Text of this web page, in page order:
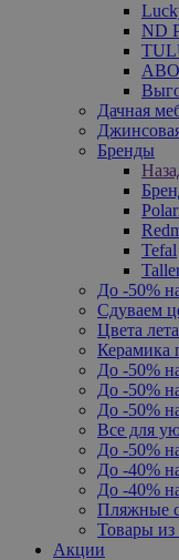
ND
Дачная
Бренды
Tefal
До -50%
Сдуваем
Цвета лета
Керамика
До -50%
До -50%
До -50%
Все для
До -50%
До -40%
До -40%
Пляжные
Товары из
Акции